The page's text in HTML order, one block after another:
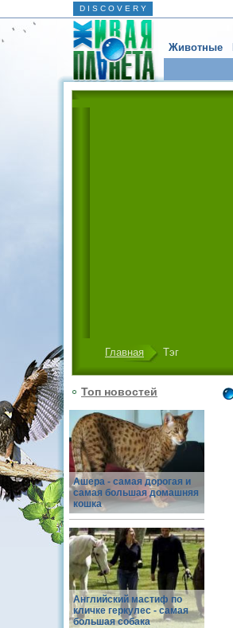
D I S C O V E R Y
Животные
Главная Тэг
Топ новостей
Ашера - самая дорогая и
самая большая домашняя
кошка
Английский мастиф по
кличке геркулес - самая
большая собака